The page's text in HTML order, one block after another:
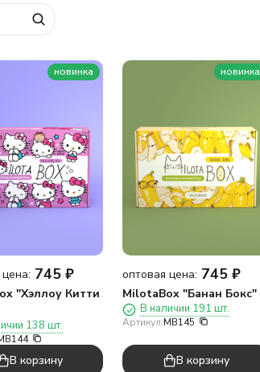
новинка
745 ₽
"Хэллоу Китти
138 шт.
В корзину
новинка
оптовая цена: 745 ₽
MilotaBox "Банан Бокс"
В наличии 191 шт.
Артикул:MB145
В корзину